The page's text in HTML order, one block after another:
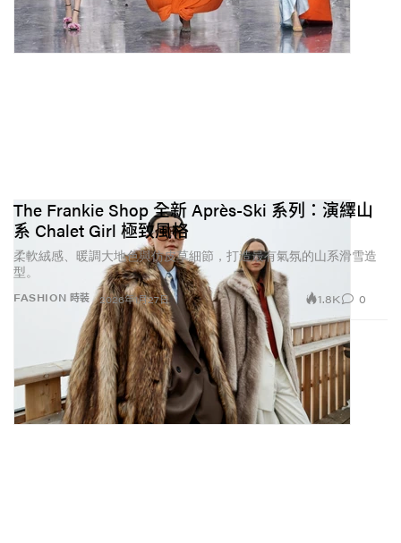
FASHION 時裝
The Frankie Shop 全新 Après-Ski 系列：演繹山
系 Chalet Girl 極致風格
柔軟絨感、暖調大地色與仿皮草細節，打造最有氣氛的山系滑雪造
型。
2026年1月27日 1.8K 0